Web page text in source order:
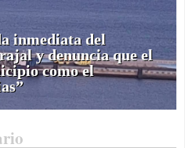
inmediata del
y denuncia que el
como el